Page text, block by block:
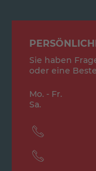
Sie haben
oder eine
Mo. - Fr.
Sa.